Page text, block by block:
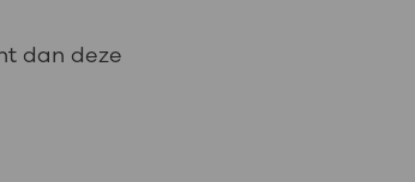
dan deze